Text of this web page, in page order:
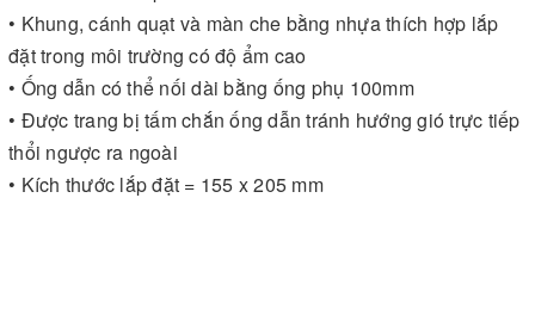
• Khung, cánh quạt và màn che bằng nhựa thích hợp lắp
đặt trong môi trường có độ ẩm cao
• Ống dẫn có thể nối dài bằng ống phụ 100mm
• Được trang bị tấm chắn ống dẫn tránh hướng gió trực tiếp
thổi ngược ra ngoài
• Kích thước lắp đặt = 155 x 205 mm